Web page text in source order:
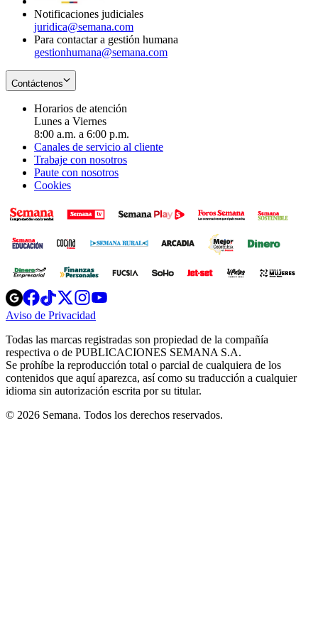
Notificaciones judiciales
juridica@semana.com
Para contactar a gestión humana
gestionhumana@semana.com
Contáctenos
Horarios de atención
Lunes a Viernes
8:00 a.m. a 6:00 p.m.
Canales de servicio al cliente
Trabaje con nosotros
Paute con nosotros
Cookies
Opens
in
new
Opens
in
new
Opens
in
new
window
Opens
new
windowwindow
Aviso de Privacidad
new
window
Todas las marcas registradas son propiedad de la compañía
respectiva o de PUBLICACIONES SEMANA S.A.
Se prohíbe la reproducción total o parcial de cualquiera de los
contenidos que aquí aparezca, así como su traducción a cualquier
idioma sin autorización escrita por su titular.
© 2026 Semana. Todos los derechos reservados.